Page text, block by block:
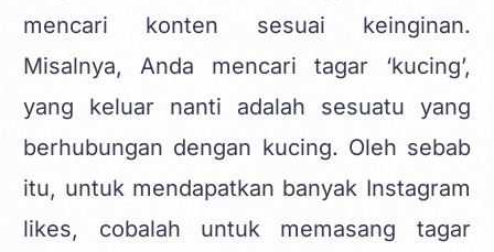
mencari konten sesuai keinginan.
Misalnya, Anda mencari tagar ‘kucing’,
yang keluar nanti adalah sesuatu yang
berhubungan dengan kucing. Oleh sebab
itu, untuk mendapatkan banyak Instagram
likes, cobalah untuk memasang tagar